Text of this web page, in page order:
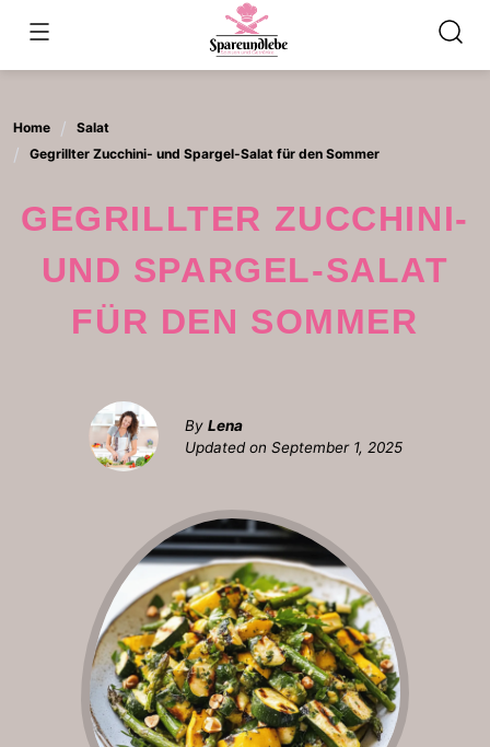
content
Home
Salat
Gegrillter Zucchini- und Spargel-Salat für den Sommer
GEGRILLTER ZUCCHINI-
UND SPARGEL-SALAT
FÜR DEN SOMMER
By Lena
Updated on September 1, 2025